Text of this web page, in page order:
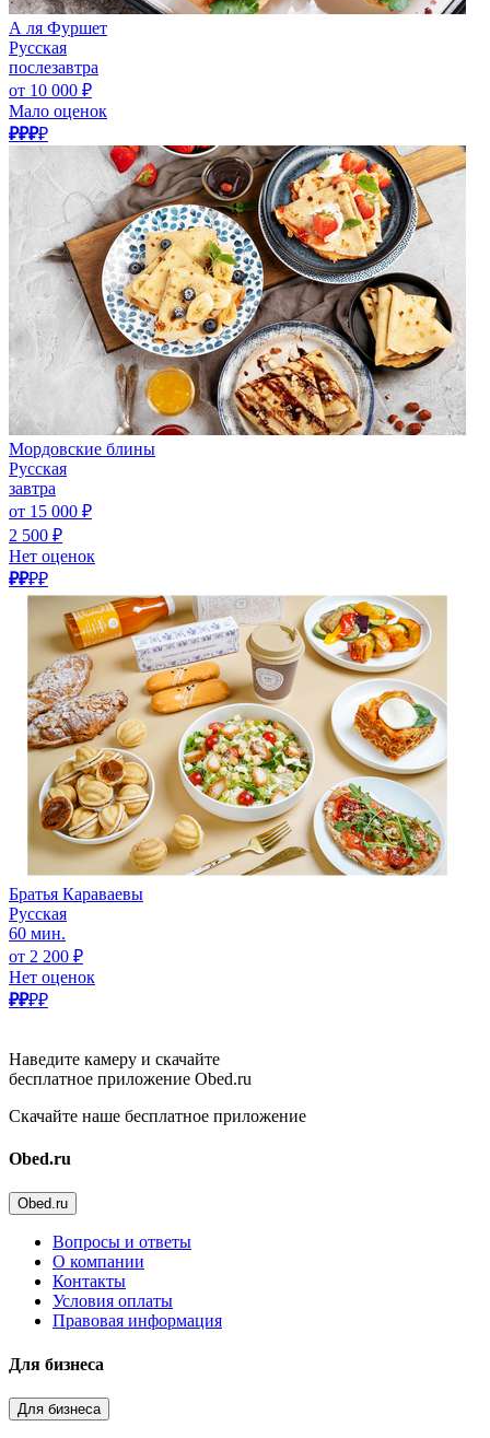
А ля Фуршет
Русская
послезавтра
от 10 000 ₽
Мало оценок
₽₽₽₽
Мордовские блины
Русская
завтра
от 15 000 ₽
2 500 ₽
Нет оценок
₽₽₽₽
Братья Караваевы
Русская
60 мин.
от 2 200 ₽
Нет оценок
₽₽₽₽
Наведите камеру и скачайте
бесплатное приложение Obed.ru
Скачайте наше бесплатное приложение
Obed.ru
Obed.ru
Вопросы и ответы
О компании
Контакты
Условия оплаты
Правовая информация
Для бизнеса
Для бизнеса